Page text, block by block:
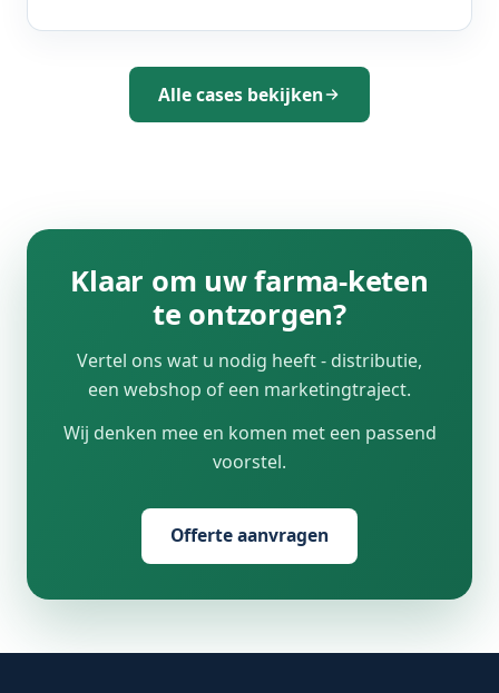
Alle cases bekijken
Klaar om uw farma-keten
te ontzorgen?
Vertel ons wat u nodig heeft - distributie,
een webshop of een marketingtraject.
Wij denken mee en komen met een passend
voorstel.
Offerte aanvragen